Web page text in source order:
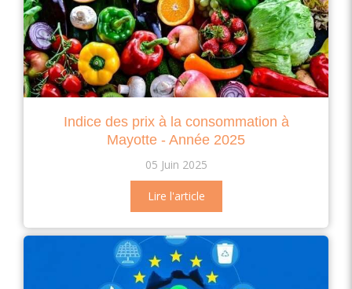
Indice des prix à la consommation à
Mayotte - Année 2025
05 Juin 2025
Lire l'article